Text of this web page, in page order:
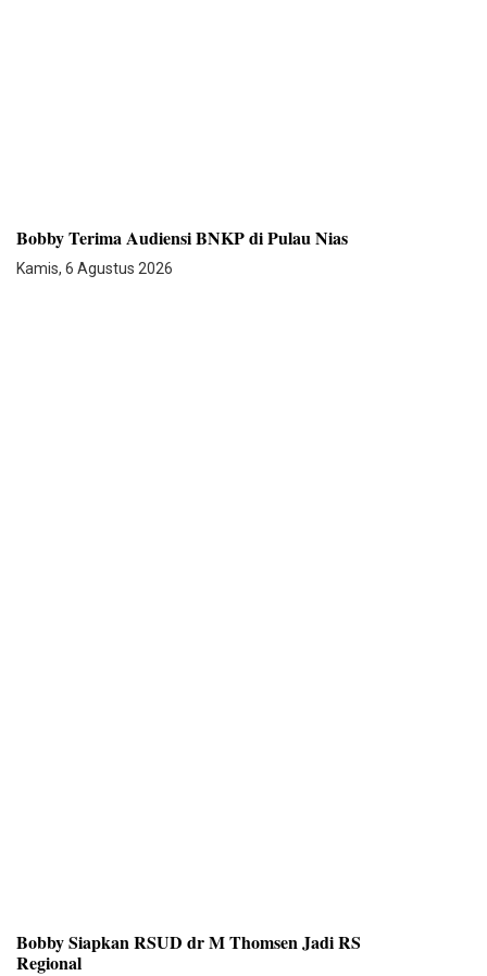
Bobby Terima Audiensi BNKP di Pulau Nias
Kamis, 6 Agustus 2026
Bobby Siapkan RSUD dr M Thomsen Jadi RS
Regional